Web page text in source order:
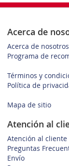
Acerca de
Acerca de nosotros
Programa de
Términos y
Política de
Mapa de sitio
Atención al
Atención al cliente
Preguntas
Envío